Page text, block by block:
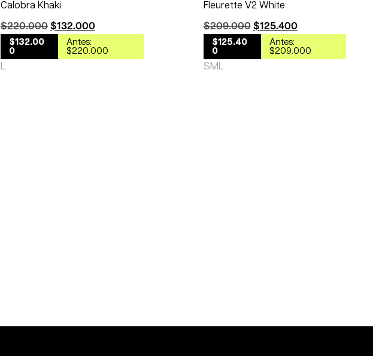
Calobra Khaki
$220.000 $132.000
$132.00
0
Antes:
$220.000
L
Fleurette V2 White
$209.000 $125.400
$125.40
0
Antes:
$209.000
SM L